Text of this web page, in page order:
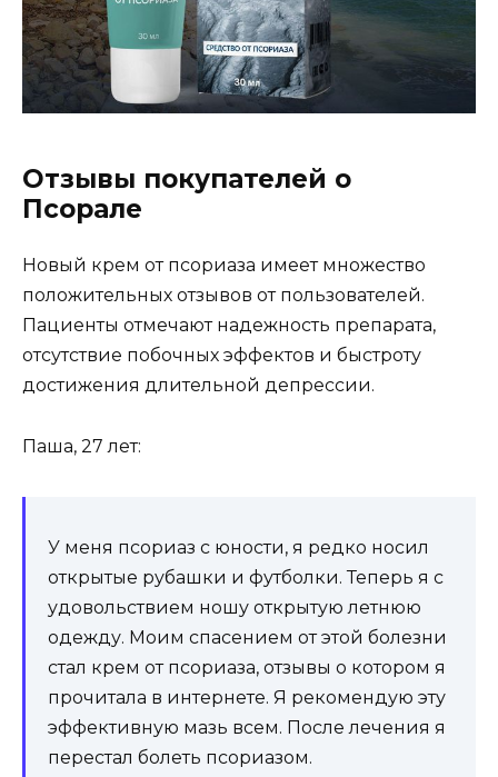
Отзывы покупателей о
Псорале
Новый крем от псориаза имеет множество
положительных отзывов от пользователей.
Пациенты отмечают надежность препарата,
отсутствие побочных эффектов и быстроту
достижения длительной депрессии.
Паша, 27 лет:
У меня псориаз с юности, я редко носил
открытые рубашки и футболки. Теперь я с
удовольствием ношу открытую летнюю
одежду. Моим спасением от этой болезни
стал крем от псориаза, отзывы о котором я
прочитала в интернете. Я рекомендую эту
эффективную мазь всем. После лечения я
перестал болеть псориазом.